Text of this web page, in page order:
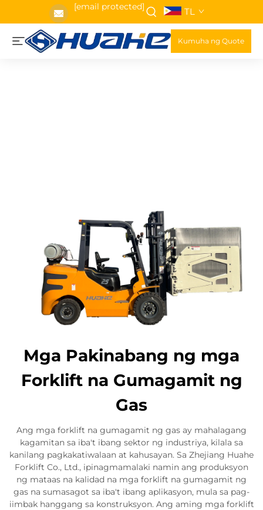
[email protected] TL
Kumuha ng Quote
Mga Pakinabang ng mga
Forklift na Gumagamit ng
Gas
Ang mga forklift na gumagamit ng gas ay mahalagang
kagamitan sa iba't ibang sektor ng industriya, kilala sa
kanilang pagkakatiwalaan at kahusayan. Sa Zhejiang Huahe
Forklift Co., Ltd., ipinagmamalaki namin ang produksyon
ng mataas na kalidad na mga forklift na gumagamit ng
gas na sumasagot sa iba't ibang aplikasyon, mula sa pag-
iimbak hanggang sa konstruksyon. Ang aming mga forklift